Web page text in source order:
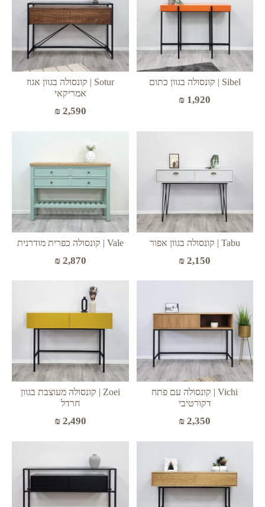
Sibel | קונסולה בגוון כתום
₪ 1,920
Sotur | קונסולה בגוון אגוז
אמריקאי
₪2,590
Tabu | קונסולה בגוון אפור
₪ 2,150
Vale | קונסולה כפרית מודרנית
₪2,870
Vichi | קונסולה עם פתח
דקורטיבי
₪ 2,350
Zoei | קונסולה מעוצבת בגוון
חרדל
₪2,490